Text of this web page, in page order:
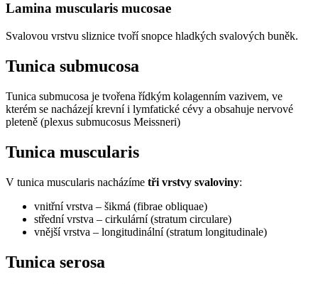
Lamina muscularis mucosae
Svalovou vrstvu sliznice tvoří snopce hladkých svalových buněk.
Tunica submucosa
Tunica submucosa je tvořena řídkým kolagenním vazivem, ve
kterém se nacházejí krevní i lymfatické cévy a obsahuje nervové
pleteně (plexus submucosus Meissneri)
Tunica muscularis
V tunica muscularis nacházíme tři vrstvy svaloviny:
vnitřní vrstva – šikmá (fibrae obliquae)
střední vrstva – cirkulární (stratum circulare)
vnější vrstva – longitudinální (stratum longitudinale)
Tunica serosa